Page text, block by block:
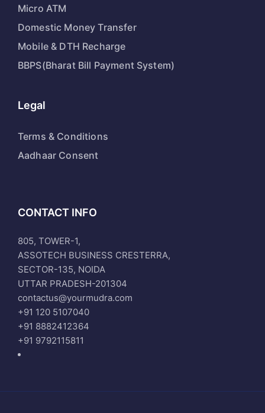
Micro ATM
Domestic Money Transfer
Mobile & DTH Recharge
BBPS(Bharat Bill Payment System)
Legal
Terms & Conditions
Aadhaar Consent
CONTACT INFO
805, TOWER-1,
ASSOTECH BUSINESS CRESTERRA,
SECTOR-135, NOIDA
UTTAR PRADESH-201304
contactus@yourmudra.com
+91 120 5107040
+91 8882412364
+91 9792115811